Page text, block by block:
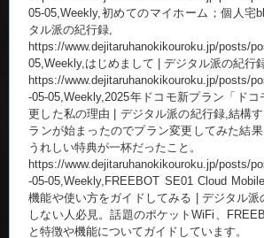
05-05,Weekly,初めてのマイホーム；個人
タル派の紀行録,
https://www.dejitaruhanokikouroku.jp/posts/
05,Weekly,はじめまして | デジタル派の紀行
https://www.dejitaruhanokikouroku.jp/posts/
-05-05,Weekly,2025年ドコモ新プラン「ド
更した私の理由 | デジタル派の紀行録,結構
ランが始まったのでプラン変更してみた結
うれしい特典が一杯だったこと。
https://www.dejitaruhanokikouroku.jp/posts/
-05-05,Weekly,FREEBOT SE01 Cloud
機能や使い方をガイドしてみる | デジタル
しない人必見。話題のポケットWiFi、
と特徴や機能についてガイドしています。